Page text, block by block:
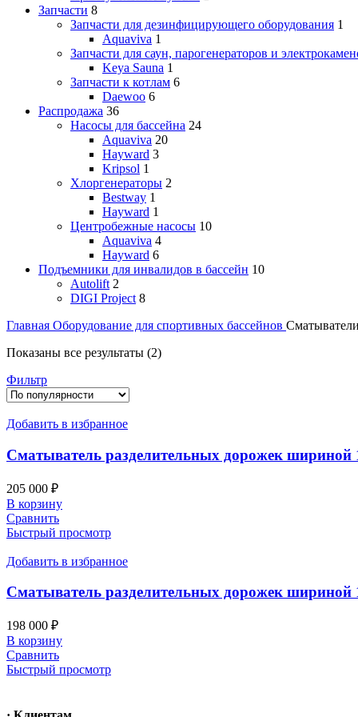
Запчасти 8
Запчасти для дезинфицирующего оборудования 1
Aquaviva 1
Запчасти для саун, парогенераторов и
Keya Sauna 1
Запчасти к котлам 6
Daewoo 6
Распродажа 36
Насосы для бассейна 24
Aquaviva 20
Hayward 3
Kripsol 1
Хлоргенераторы 2
Bestway 1
Hayward 1
Центробежные насосы 10
Aquaviva 4
Hayward 6
Подъемники для инвалидов в бассейн 10
Autolift 2
DIGI Project 8
Главная Оборудование для спортивных бассейнов Сматыватели
Показаны все результаты (2)Сортировка:
Фильтр
Добавить в избранное
Сматыватель разделительных дорожек шириной
205 000 ₽
В корзину
Сравнить
Быстрый просмотр
Добавить в избранное
Сматыватель разделительных дорожек шириной
198 000 ₽
В корзину
Сравнить
Быстрый просмотр